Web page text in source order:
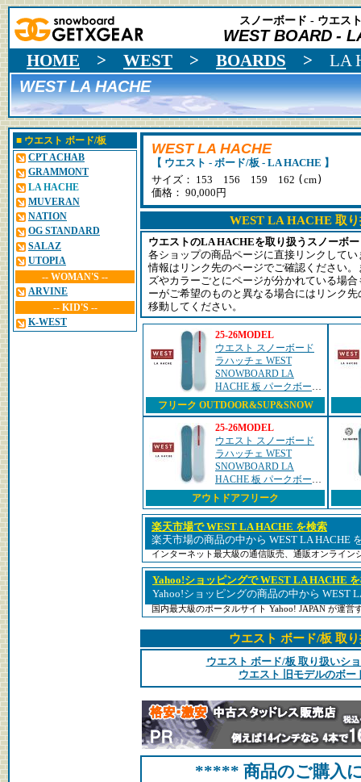
スノーボード - ウエス
WEST BOARD -
HOME > WEST > BOARDS > LA
WEST LA HACHE
■ ウエスト ボード/板
CPT ACHAB
GRAMMONT
LA HACHE
MUVERAN
NATION
OG STANDARD
SALAZ
UTOPIA
-- WOMAN'S --
ARVINE
-- KID'S --
K-WEST
WEST LA HACHE
【 ウエスト - ボード/板 - LA HACHE 】
サイズ： 153 156 159 162 ( cm)
価格： 90,000円
WEST LA HACHE 取
ウエストのLA HACHEを取り扱うスノーボ
各ショップの商品ページに直接リンクして
情報はリンク先のページでご確認ください
ズやカラーごとにページが分かれている場
ーがご希望のものと異なる場合にはリンク
移動してください。
25-26MODEL
ウエスト スノーボード
ラハッチェ WEST
SNOWBOARD LA
HACHE 板 パークボード
オールマウンテンボード
カービングボード 2025
2026
フリーク OUTDOOR&SUP&SNOW
25-26MODEL
ウエスト スノーボード
ラハッチェ WEST
SNOWBOARD LA
HACHE 板 パークボード
オールマウンテンボード
カービングボード 2025
2026
アウトドアフリーク
楽天市場で WEST LA HACHE を検索
楽天市場の商品の中から WEST LA HACHE
インターネット最大級の通信販売、通販オンライン
Yahoo!ショッピングで WEST LA HACHE
Yahoo!ショッピングの商品の中から WEST
国内最大級のポータルサイト Yahoo! JAPAN が運営
ウエスト ボード/板 取
ウエスト ボード/板 取り扱いシ
ウエスト 旧モデルのボー
***** 商品のご購入